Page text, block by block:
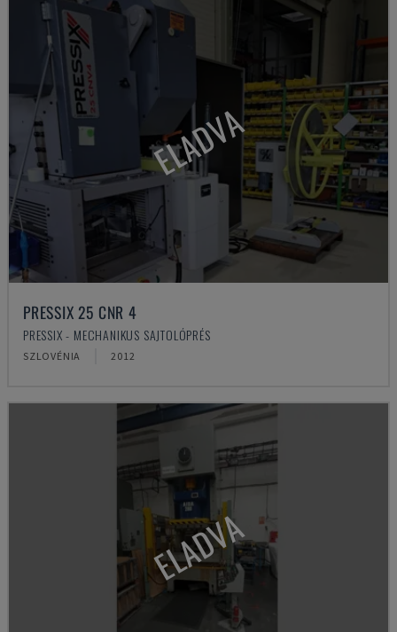
ELADVA
PRESSIX 25 CNR 4
PRESSIX - MECHANIKUS SAJTOLÓPRÉS
SZLOVÉNIA 2012
ELADVA